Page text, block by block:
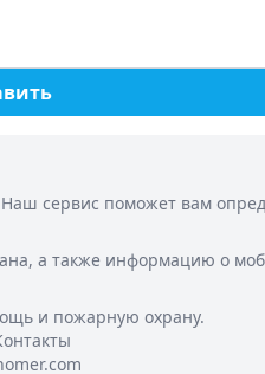
сервис поможет вам
а также информацию о
и пожарную охрану.